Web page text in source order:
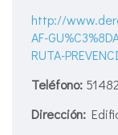
http://
AF-
RUTA-
Teléfono:
Dirección: